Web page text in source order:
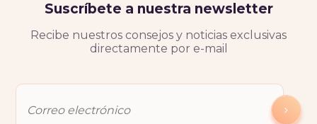
Suscríbete a nuestra newsletter
Recibe nuestros consejos y noticias exclusivas
directamente por e-mail